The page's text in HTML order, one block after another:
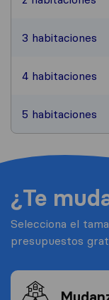
3 habitaciones
4 habitaciones
5 habitaciones
¿Te
Selecciona el
presupuestos